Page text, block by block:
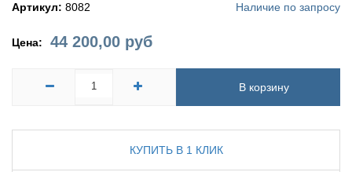
Артикул: 8082 Наличие по запросу
Цена: 44 200,00 руб
В корзину
КУПИТЬ В 1 КЛИК